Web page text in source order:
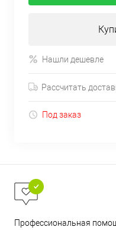
Нашли дешевле
Рассчитать
Под заказ
Профессиональная